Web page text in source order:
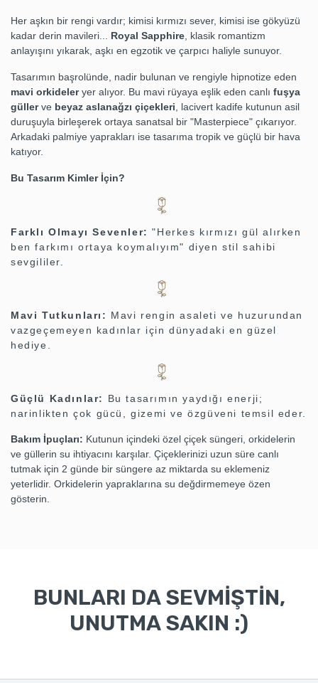
Her aşkın bir rengi vardır; kimisi kırmızı sever, kimisi ise gökyüzü
kadar derin mavileri... Royal Sapphire , klasik romantizm
anlayışını yıkarak, aşkı en egzotik ve çarpıcı haliyle sunuyor.
Tasarımın başrolünde, nadir bulunan ve rengiyle hipnotize eden
mavi orkideleryer alıyor. Bu mavi rüyaya eşlik eden canlı fuşya
güllerve beyaz aslanağzı çiçekleri , lacivert kadife kutunun asil
duruşuyla birleşerek ortaya sanatsal bir "Masterpiece" çıkarıyor.
Arkadaki palmiye yaprakları ise tasarıma tropik ve güçlü bir hava
katıyor.
Bu Tasarım Kimler İçin?
Farklı Olmayı Sevenler: "Herkes kırmızı gül alırken
ben farkımı ortaya koymalıyım" diyen stil sahibi
sevgililer.
Mavi Tutkunları: Mavi rengin asaleti ve huzurundan
vazgeçemeyen kadınlar için dünyadaki en güzel
hediye.
Güçlü Kadınlar:
Bu tasarımın yaydığı enerji;
narinlikten çok gücü, gizemi ve özgüveni temsil eder.
Bakım İpuçları: Kutunun içindeki özel çiçek süngeri, orkidelerin
ve güllerin su ihtiyacını karşılar. Çiçeklerinizi uzun süre canlı
tutmak için 2 günde bir süngere az miktarda su eklemeniz
yeterlidir. Orkidelerin yapraklarına su değdirmemeye özen
gösterin.
BUNLARI DA SEVMİŞTİN,
UNUTMA SAKIN :)